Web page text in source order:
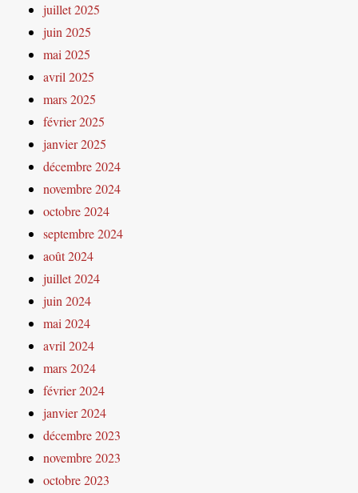
juillet 2025
juin 2025
mai 2025
avril 2025
mars 2025
février 2025
janvier 2025
décembre 2024
novembre 2024
octobre 2024
septembre 2024
août 2024
juillet 2024
juin 2024
mai 2024
avril 2024
mars 2024
février 2024
janvier 2024
décembre 2023
novembre 2023
octobre 2023